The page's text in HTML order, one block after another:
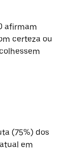
afirmam
certeza ou
(75%) dos
em